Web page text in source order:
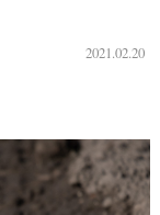
2021.02.20